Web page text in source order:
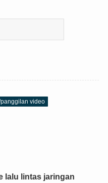
video
lalu lintas jaringan